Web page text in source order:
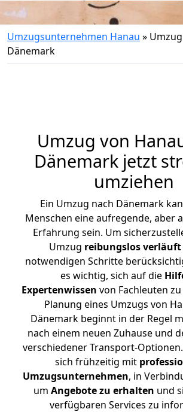
Umzugsunternehmen Hanau »
Dänemark
Umzug von
Dänemark jetzt
umziehen
Ein Umzug nach Dänemark
Menschen eine aufregende, aber
Erfahrung sein. Um
Umzug reibungslos verläuft
notwendigen Schritte
es wichtig, sich auf die
Expertenwissen von Fachleuten
Planung eines Umzugs von
Dänemark beginnt in der Regel
nach einem neuen Zuhause und
verschiedener Transport-
sich frühzeitig mit
Umzugsunternehmen, in
um Angebote zu erhalten und
verfügbaren Services zu